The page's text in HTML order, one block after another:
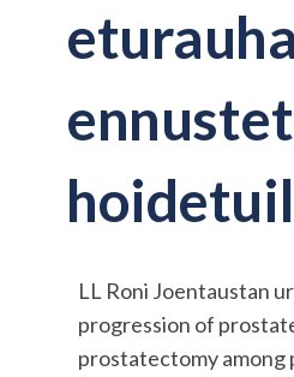
LL Roni Joentaustan
progression of
prostatectomy